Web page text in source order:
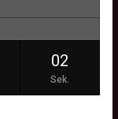
01
Sek.